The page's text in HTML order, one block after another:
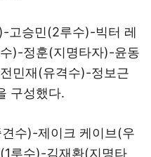
고승민(2루수)-빅터 레
)-정훈(지명타자)-윤동
민재(유격수)-정보근
구성했다.
수)-제이크 케이브(우
루수)-김재환(지명타